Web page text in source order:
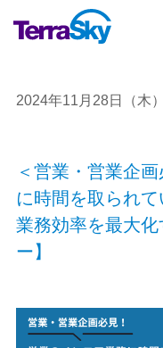
2024年11月28日（木
＜営業・営業企
に時間を取られ
業務効率を最大
ー】